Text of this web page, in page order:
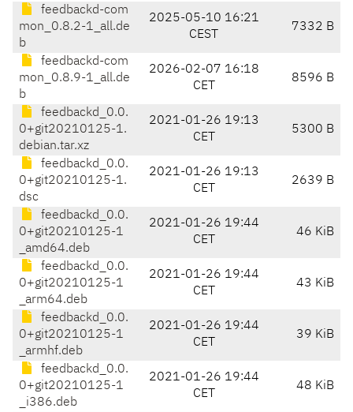
feedbackd-com
mon_0.8.2-1_all.de
b
2025-05-10 16:21
CEST
7332 B
feedbackd-com
mon_0.8.9-1_all.de
b
2026-02-07 16:18
CET
8596 B
feedbackd_0.0.
0+git20210125-1.
debian.tar.xz
2021-01-26 19:13
CET
5300 B
feedbackd_0.0.
0+git20210125-1.
dsc
2021-01-26 19:13
CET
2639 B
feedbackd_0.0.
0+git20210125-1
_amd64.deb
2021-01-26 19:44
CET
46 KiB
feedbackd_0.0.
0+git20210125-1
_arm64.deb
2021-01-26 19:44
CET
43 KiB
feedbackd_0.0.
0+git20210125-1
_armhf.deb
2021-01-26 19:44
CET
39 KiB
feedbackd_0.0.
0+git20210125-1
_i386.deb
2021-01-26 19:44
CET
48 KiB